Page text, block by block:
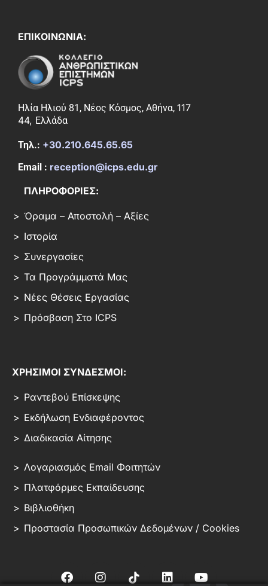
ΕΠΙΚΟΙΝΩΝΙΑ:
Ηλία Ηλιού 81, Νέος Κόσμος, Αθήνα, 117
44, Ελλάδα
Τηλ.: +30.210.645.65.65
Email : reception@icps.edu.gr
ΠΛΗΡΟΦΟΡΙΕΣ:
Όραμα – Αποστολή – Αξίες
Ιστορία
Συνεργασίες
Τα Προγράμματά Μας
Νέες Θέσεις Εργασίας
Πρόσβαση Στο ICPS
ΧΡΗΣΙΜΟΙ ΣΥΝΔΕΣΜΟΙ:
Ραντεβού Επίσκεψης
Εκδήλωση Ενδιαφέροντος
Διαδικασία Αίτησης
Λογαριασμός Email Φοιτητών
Πλατφόρμες Εκπαίδευσης
Βιβλιοθήκη
Προστασία Προσωπικών Δεδομένων / Cookies